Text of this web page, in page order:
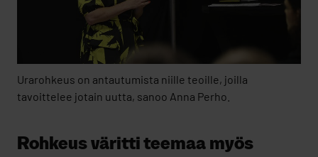
Urarohkeus on antautumista niille teoille, joilla
tavoittelee jotain uutta, sanoo Anna Perho.
Rohkeus väritti teemaa myös